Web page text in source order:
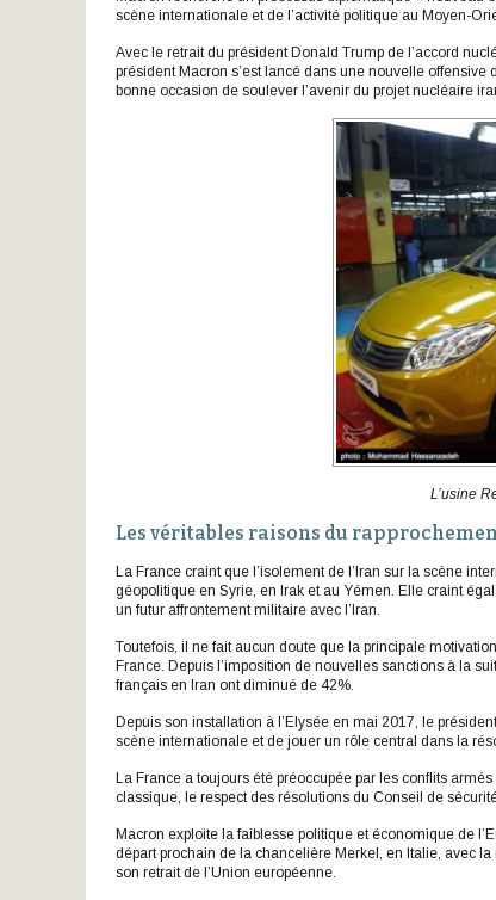
scène internationale et de l’activité politique au Moyen-
Avec le retrait du président Donald Trump de l’accord
président Macron s’est lancé dans une nouvelle
bonne occasion de soulever l’avenir du projet nucléaire
L’usine
Les véritables raisons du
La France craint que l’isolement de l’Iran sur la scène
géopolitique en Syrie, en Irak et au Yémen. Elle craint
un futur affrontement militaire avec l’Iran.
Toutefois, il ne fait aucun doute que la principale
France. Depuis l’imposition de nouvelles sanctions à la
français en Iran ont diminué de 42%.
Depuis son installation à l’Elysée en mai 2017, le
scène internationale et de jouer un rôle central dans la
La France a toujours été préoccupée par les conflits
classique, le respect des résolutions du Conseil de
Macron exploite la faiblesse politique et économique de
départ prochain de la chancelière Merkel, en Italie, avec
son retrait de l’Union européenne.